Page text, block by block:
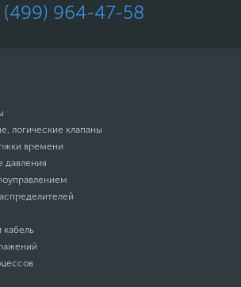
(499) 964-47-58
логические клапаны
времени
давления